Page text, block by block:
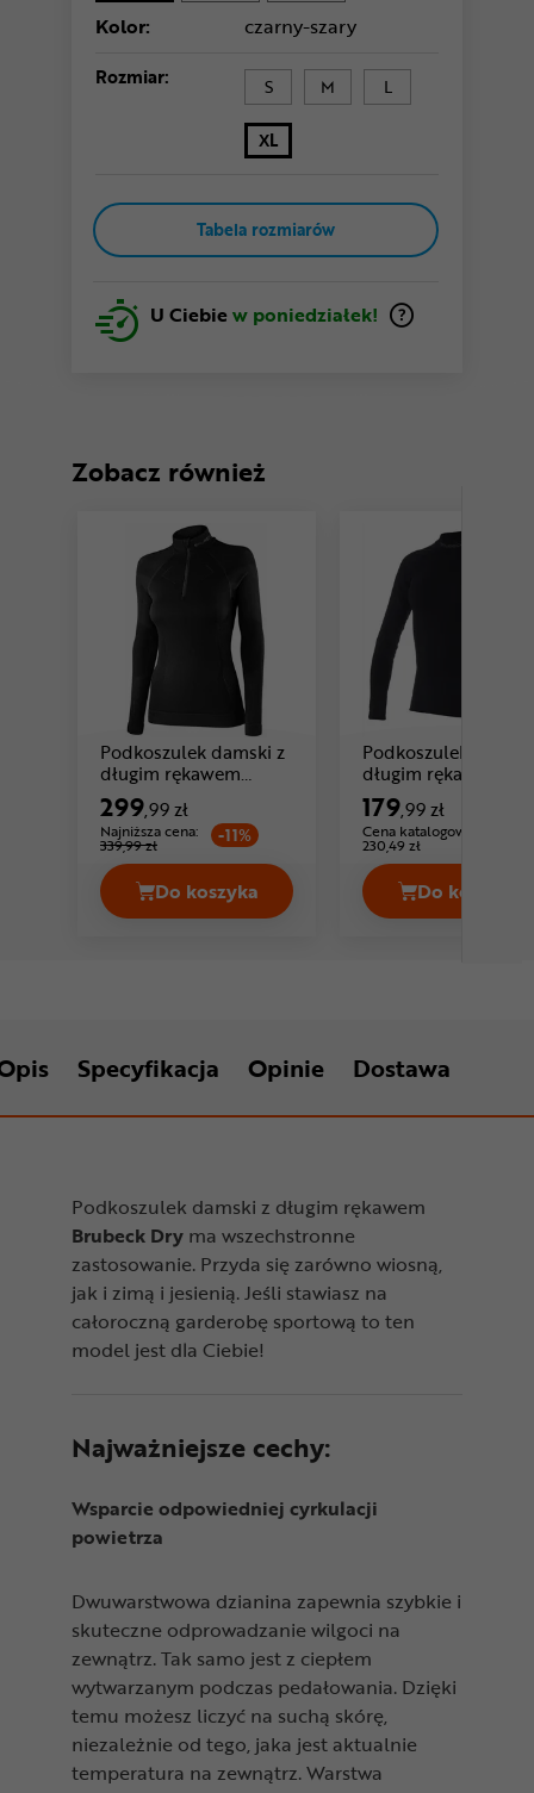
Kolor: czarny-szary
Rozmiar: S M L
XL
Tabela rozmiarów
U Ciebiew poniedziałek!
Zobacz również
Podkoszulek damski z
długim rękawem
BRUBECK Extreme
Merino Zip
299,99 zł
Najniższa cena:
339,99 zł -11%
Do koszyka
Podkoszulek damski z długim
Podkoszulek
długim rękawem
BRUBECK Extreme
Thermo
179,99 zł
Cena katalogowa:
230,49 zł
Do koszyka
Specyfikacja Opinie Dostawa
Podkoszulek damski z długim rękawem
Brubeck Dry ma wszechstronne
zastosowanie. Przyda się zarówno wiosną,
jak i zimą i jesienią. Jeśli stawiasz na
całoroczną garderobę sportową to ten
model jest dla Ciebie!
Najważniejsze cechy:
Wsparcie odpowiedniej cyrkulacji
powietrza
Dwuwarstwowa dzianina zapewnia szybkie i
skuteczne odprowadzanie wilgoci na
zewnątrz. Tak samo jest z ciepłem
wytwarzanym podczas pedałowania. Dzięki
temu możesz liczyć na suchą skórę,
niezależnie od tego, jaka jest aktualnie
temperatura na zewnątrz. Warstwa